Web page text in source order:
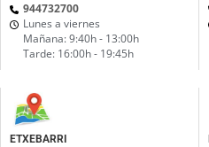
944732700
Lunes a viernes
Mañana: 9:40h - 13:00h
Tarde: 16:00h - 19:45h
ETXEBARRI